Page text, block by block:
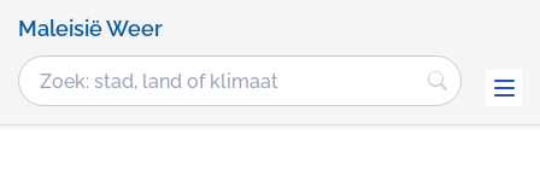
Maleisië Weer